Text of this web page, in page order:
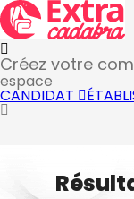
Créez votre
espace
CANDIDAT